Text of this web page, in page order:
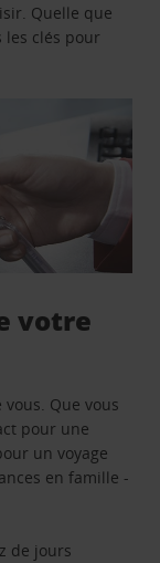
Quelle que
les clés pour
votre
Que vous
pour une
un voyage
en famille -
de jours